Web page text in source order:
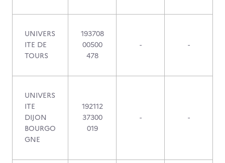
UNIVERS
ITE DE
TOURS
193708
00500
478
- -
UNIVERS
ITE
DIJON
BOURGO
GNE
192112
37300
019
- -